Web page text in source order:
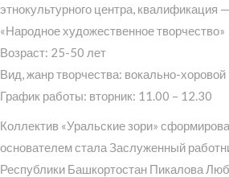
этнокультурного центра, квалификация
«Народное художественное творчество»
Возраст: 25-50 лет
Вид, жанр творчества: вокально-хоровой
График работы: вторник: 11.00 – 12.30
Коллектив «Уральские зори»
основателем стала Заслуженный
Республики Башкортостан Пикалова